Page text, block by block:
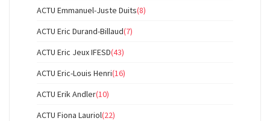
ACTU Emmanuel-Juste Duits(8)
ACTU Eric Durand-Billaud(7)
ACTU Eric Jeux IFESD(43)
ACTU Eric-Louis Henri(16)
ACTU Erik Andler(10)
ACTU Fiona Lauriol(22)